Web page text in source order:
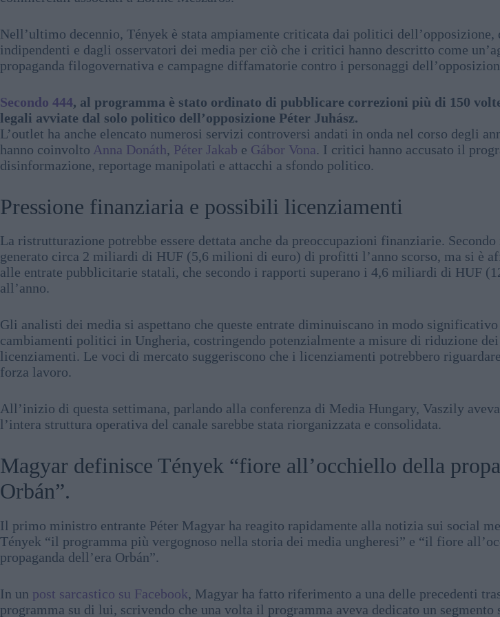
Nell’ultimo decennio, Tények è stata ampiamente criticata dai politici
indipendenti e dagli osservatori dei media per ciò che i critici hanno descritto come
propaganda filogovernativa e campagne diffamatorie contro i personaggi
Secondo 444, al programma è stato ordinato di pubblicare correzioni più di 150
legali avviate dal solo politico dell’opposizione Péter Juhász.
L’outlet ha anche elencato numerosi servizi controversi andati in onda nel corso degli
hanno coinvolto Anna Donáth, Péter Jakab e Gábor Vona. I critici hanno accusato il
disinformazione, reportage manipolati e attacchi a sfondo politico.
Pressione finanziaria e possibili licenziamenti
La ristrutturazione potrebbe essere dettata anche da preoccupazioni finanziarie.
generato circa 2 miliardi di HUF (5,6 milioni di euro) di profitti l’anno scorso, ma si è
alle entrate pubblicitarie statali, che secondo i rapporti superano i 4,6 miliardi di HUF
all’anno.
Gli analisti dei media si aspettano che queste entrate diminuiscano in modo significativo
cambiamenti politici in Ungheria, costringendo potenzialmente a misure di riduzione dei
licenziamenti. Le voci di mercato suggeriscono che i licenziamenti potrebbero
forza lavoro.
All’inizio di questa settimana, parlando alla conferenza di Media Hungary, Vaszily
l’intera struttura operativa del canale sarebbe stata riorganizzata e consolidata.
Magyar definisce Tények “fiore all’occhiello della
Orbán”.
Il primo ministro entrante Péter Magyar ha reagito rapidamente alla notizia sui social
Tények “il programma più vergognoso nella storia dei media ungheresi” e “il fiore
propaganda dell’era Orbán”.
In un post sarcastico su Facebook, Magyar ha fatto riferimento a una delle precedenti
programma su di lui, scrivendo che una volta il programma aveva dedicato un segmento